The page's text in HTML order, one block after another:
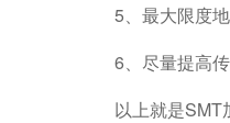
5、最大限度
6、尽量提高
以上就是SMT